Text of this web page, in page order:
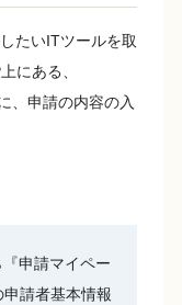
たいITツールを取
にある、
、申請の内容の入
申請マイペー
請者基本情報